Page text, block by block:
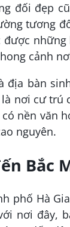
đối đẹp
tương
cảnh
địa bàn
nơi cư trú
nền văn
nguyên.
Bắc
phố Hà
nơi đây,